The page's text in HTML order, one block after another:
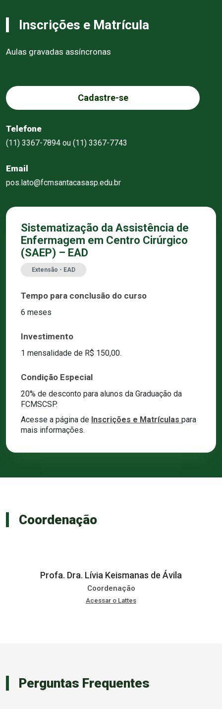
Inscrições e Matrícula
Aulas gravadas assíncronas
Cadastre-se
Telefone
(11) 3367-7894 ou (11) 3367-7743
Email
pos.lato@fcmsantacasasp.edu.br
Sistematização da Assistência de
Enfermagem em Centro Cirúrgico
(SAEP) – EAD
Extensão - EAD
Tempo para conclusão do curso
6 meses
Investimento
1 mensalidade de R$ 150,00.
Condição Especial
20% de desconto para alunos da Graduação da
FCMSCSP.
Acesse a página de Inscrições e Matrículas para
mais informações.
Coordenação
Profa. Dra. Lívia Keismanas de Ávila
Coordenação
Acessar o Lattes
Perguntas Frequentes